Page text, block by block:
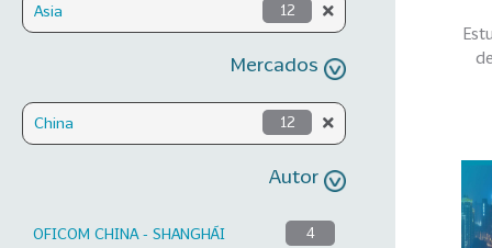
Asia 12
Mercados
China 12
Autor
OFICOM CHINA - SHANGHÁI 4